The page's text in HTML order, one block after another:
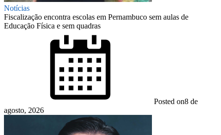
Notícias
Fiscalização encontra escolas em Pernambuco sem aulas de
Educação Física e sem quadras
Posted on8 de
agosto, 2026